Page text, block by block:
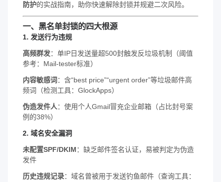
防护的实战指南，助你快速解除封锁并规避二次风险。
一、黑名单封锁的四大根源
1. 发送行为违规
高频群发：单IP日发送量超500封触发反垃圾机制（阈值
参考：Mail-tester标准）
内容敏感词 ：含“best price”“urgent order”等垃圾邮件高
频词（检测工具：GlockApps）
伪造发件人：使用个人Gmail冒充企业邮箱（占比封号案
例的38%）
2. 域名安全漏洞
未配置SPF/DKIM：缺乏邮件签名认证，易被判定为伪造
发件
历史违规记录：域名曾被用于发送钓鱼邮件（查询工具：